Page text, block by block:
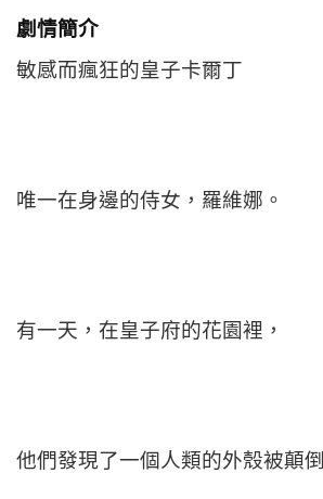
劇情簡介
敏感而瘋狂的皇子卡爾丁
唯一在身邊的侍女，羅維娜。
有一天，在皇子府的花園裡，
他們發現了一個人類的外殼被顛